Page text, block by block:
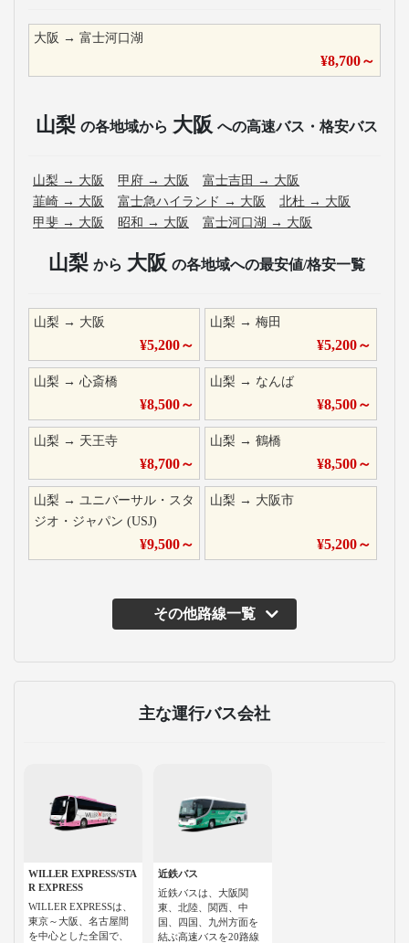
大阪 → 富士河口湖
¥8,700～
山梨 の各地域から 大阪 への高速バス・格安バス
山梨 → 大阪 甲府 → 大阪 富士吉田 → 大阪
韮崎 → 大阪 富士急ハイランド → 大阪 北杜 → 大阪
甲斐 → 大阪 昭和 → 大阪 富士河口湖 → 大阪
山梨 から 大阪 の各地域への最安値/格安一覧
山梨 → 大阪
¥5,200～
山梨 →梅田
¥5,200～
山梨 → 心斎橋
¥8,500～
山梨 → なんば
¥8,500～
山梨 → 天王寺
¥8,700～
山梨 →鶴橋
¥8,500～
山梨 → ユニバーサル・スタ
ジオ・ジャパン (USJ)
¥9,500～
山梨 → 大阪市
¥5,200～
その他路線一覧
主な運行バス会社
WILLER EXPRESS/STA
R EXPRESS
WILLER EXPRESSは、
東京～大阪、名古屋間
を中心とした全国で、
近鉄バス
近鉄バスは、大阪関
東、北陸、関西、中
国、四国、九州方面を
結ぶ高速バスを20路線